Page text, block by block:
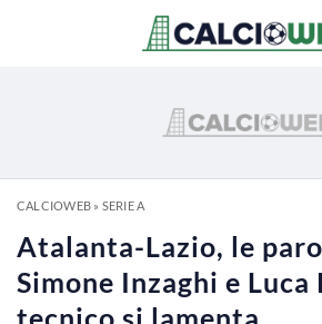
CALCIOWEB» SERIE A
Atalanta-Lazio, le
Simone Inzaghi e Luca
tecnico si lamenta